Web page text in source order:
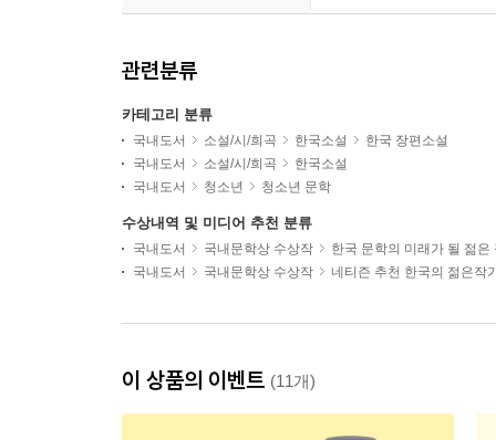
관련분류
카테고리 분류
국내도서 소설/시/희곡 한국소설
한국 장편소설
국내도서
소설/시/희곡
한국소설
국내도서
청소년 청소년 문학
수상내역 및 미디어 추천 분류
국내도서 국내문학상 수상작
한국 문학의 미래가 될 젊은
국내도서
국내문학상 수상작 네티즌 추천 한국의 젊은작
이 상품의 이벤트 (11개)